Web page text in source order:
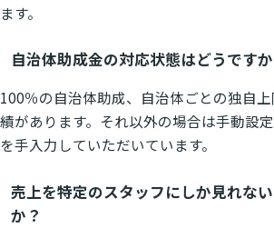
ます。
自治体助成金の対応状態はどうですか
100％の自治体助成、自治体ごとの独自
績があります。それ以外の場合は手動設
を手入力していただいています。
売上を特定のスタッフにしか見れな
か？